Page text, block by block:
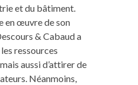
et du bâtiment.
en œuvre de son
& Cabaud a
ressources
aussi d’attirer de
Néanmoins,